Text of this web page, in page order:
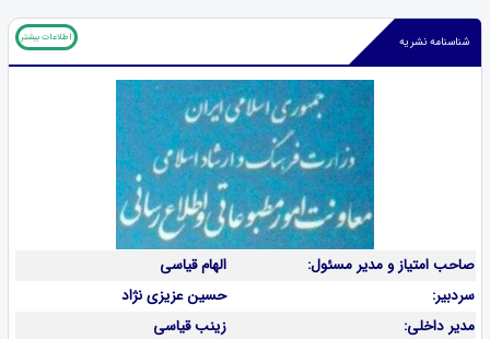
شناسنامه نشریه اطلاعات بیشتر
صاحب امتیاز و مدیر مسئول:
الهام قیاسی
سردبیر:
حسین عزیزی نژاد
مدیر داخلی:
زینب قیاسی